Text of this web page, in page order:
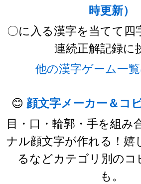
時更新）
〇に入る漢字を当てて四
連続正解記録に
他の漢字ゲーム一
😊 顔文字メーカー＆コ
目・口・輪郭・手を組み
ナル顔文字が作れる！嬉
るなどカテゴリ別のコ
も。